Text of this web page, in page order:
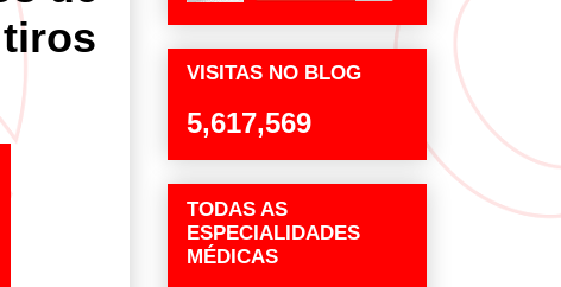
VISITAS NO BLOG
5,617,569
TODAS AS
ESPECIALIDADES
MÉDICAS